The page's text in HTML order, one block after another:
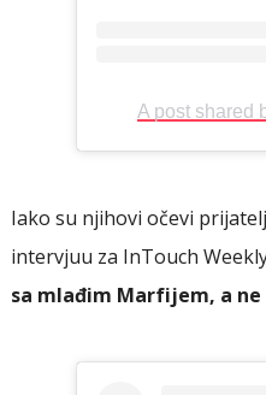
A post shared
Iako su njihovi očevi
intervjuu za InTouch
sa mlađim Marfijem, a